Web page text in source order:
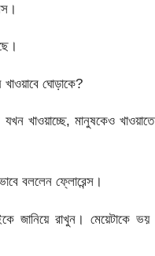
ঘোড়াকে?
খাওয়াচ্ছে, মানুষকেও
বললেন ফ্লোরেন্স।
জানিয়ে রাখুন। মেয়েটাকে